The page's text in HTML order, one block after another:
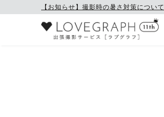
【お知らせ】撮影時の暑さ対策について